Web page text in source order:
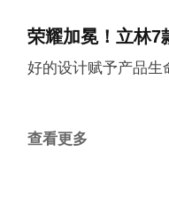
荣耀加冕！立林7
好的设计赋予产品生
查看更多